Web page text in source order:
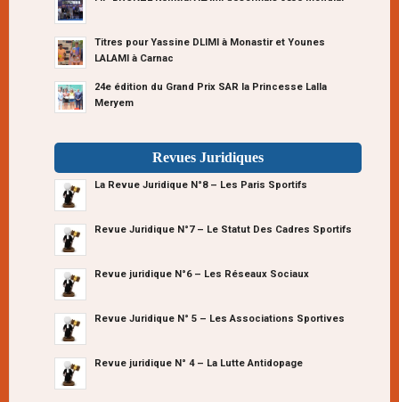
Titres pour Yassine DLIMI à Monastir et Younes
LALAMI à Carnac
24e édition du Grand Prix SAR la Princesse Lalla
Meryem
Revues Juridiques
La Revue Juridique N°8 – Les Paris Sportifs
Revue Juridique N°7 – Le Statut Des Cadres Sportifs
Revue juridique N°6 – Les Réseaux Sociaux
Revue Juridique N° 5 – Les Associations Sportives
Revue juridique N° 4 – La Lutte Antidopage